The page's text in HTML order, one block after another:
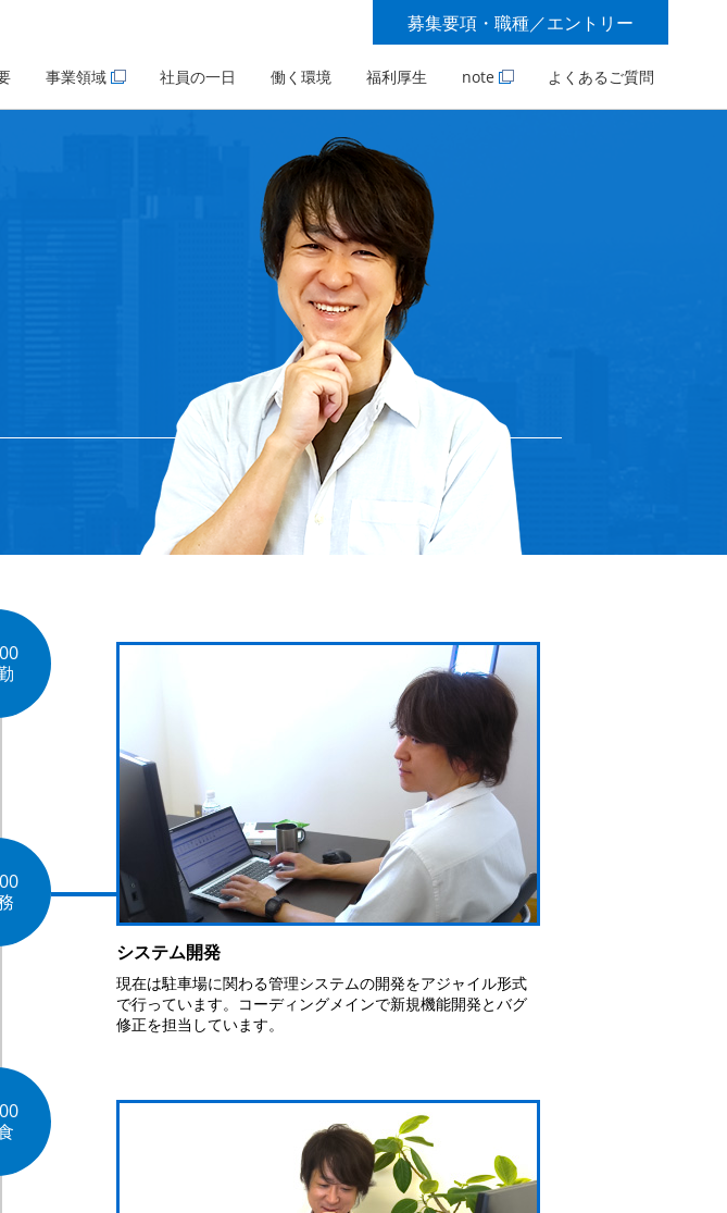
募集要項・職種／エントリー
事業領域 社員の一日 働く環境 福利厚生 note よくあるご質問
システム開発
現在は駐車場に関わる管理システムの開発をアジャイル形式
で行っています。コーディングメインで新規機能開発とバグ
修正を担当しています。